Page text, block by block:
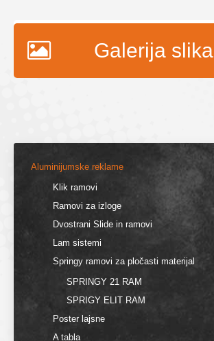
Galerija slika
Aluminijumske reklame
Klik ramovi
Ramovi za izloge
Dvostrani Slide in ramovi
Lam sistemi
Springy ramovi za pločasti materijal
SPRINGY 21 RAM
SPRIGY ELIT RAM
Poster lajsne
A tabla